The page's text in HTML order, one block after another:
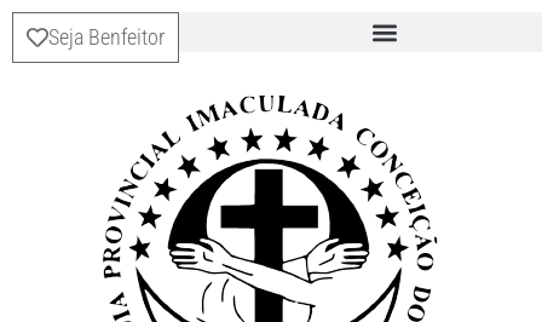
Seja Benfeitor